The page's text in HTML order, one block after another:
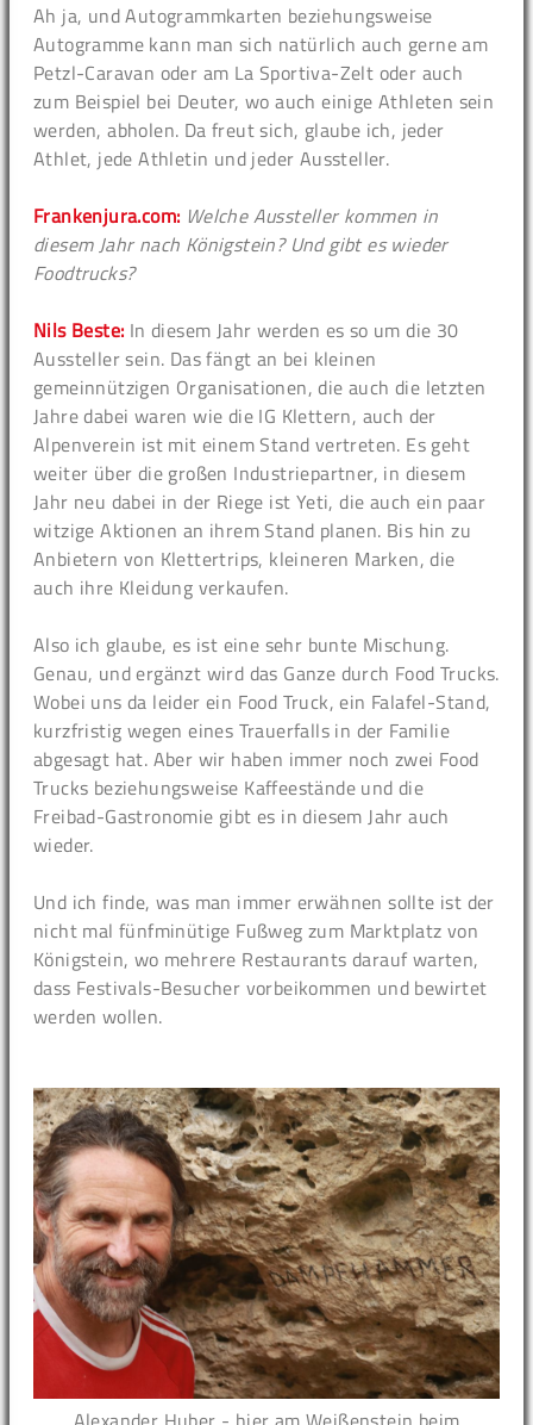
Ah ja, und Autogrammkarten beziehungsweise
Autogramme kann man sich natürlich auch gerne am
Petzl-Caravan oder am La Sportiva-Zelt oder auch
zum Beispiel bei Deuter, wo auch einige Athleten sein
werden, abholen. Da freut sich, glaube ich, jeder
Athlet, jede Athletin und jeder Aussteller.
Frankenjura.com: Welche Aussteller kommen in
diesem Jahr nach Königstein? Und gibt es wieder
Foodtrucks?
Nils Beste: In diesem Jahr werden es so um die 30
Aussteller sein. Das fängt an bei kleinen
gemeinnützigen Organisationen, die auch die letzten
Jahre dabei waren wie die IG Klettern, auch der
Alpenverein ist mit einem Stand vertreten. Es geht
weiter über die großen Industriepartner, in diesem
Jahr neu dabei in der Riege ist Yeti, die auch ein paar
witzige Aktionen an ihrem Stand planen. Bis hin zu
Anbietern von Klettertrips, kleineren Marken, die
auch ihre Kleidung verkaufen.
Also ich glaube, es ist eine sehr bunte Mischung.
Genau, und ergänzt wird das Ganze durch Food Trucks.
Wobei uns da leider ein Food Truck, ein Falafel-Stand,
kurzfristig wegen eines Trauerfalls in der Familie
abgesagt hat. Aber wir haben immer noch zwei Food
Trucks beziehungsweise Kaffeestände und die
Freibad-Gastronomie gibt es in diesem Jahr auch
wieder.
Und ich finde, was man immer erwähnen sollte ist der
nicht mal fünfminütige Fußweg zum Marktplatz von
Königstein, wo mehrere Restaurants darauf warten,
dass Festivals-Besucher vorbeikommen und bewirtet
werden wollen.